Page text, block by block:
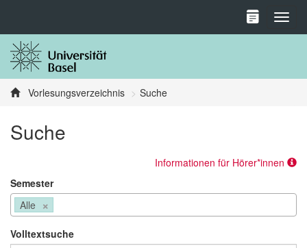
Vorlesungsverzeichnis Suche
Suche
Informationen für Hörer*innen
Semester
×
Alle
Volltextsuche